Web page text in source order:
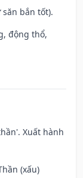
săn bắn tốt).
động thổ,
Xuất hành
(xấu)